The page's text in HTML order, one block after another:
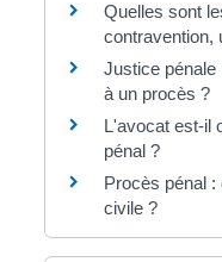
Quelles sont
contravention,
Justice pénale
à un procès ?
L'avocat est-il
pénal ?
Procès pénal :
civile ?